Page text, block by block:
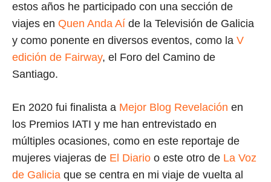
estos años he participado con una sección de
viajes en Quen Anda Aí de la Televisión de Galicia
y como ponente en diversos eventos, como la V
edición de Fairway, el Foro del Camino de
Santiago.
En 2020 fui finalista a Mejor Blog Revelación en
los Premios IATI y me han entrevistado en
múltiples ocasiones, como en este reportaje de
mujeres viajeras de El Diario o este otro de La Voz
de Galicia que se centra en mi viaje de vuelta al